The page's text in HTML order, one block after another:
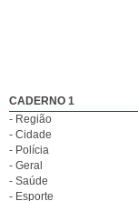
CADERNO 1
- Região
- Cidade
- Polícia
- Geral
- Saúde
- Esporte